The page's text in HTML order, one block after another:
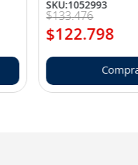
SKU:1052993
$133.476
$122.798